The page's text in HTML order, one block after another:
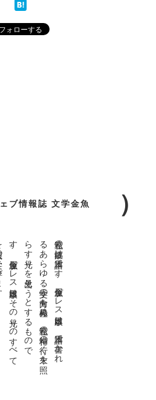
ブ情報誌 文学金魚
私達の故郷
は日本語
で す
。金魚屋
プ
レ
ス日本版
は
、日本語
で書
か
れ
る
あ
ら ゆ
る文学
の方向
を見極
め
、私達
の精神
の行
く末
を照
ら
す光
り を見出
そ
う
と
す
る
も
の
で
す
。
金魚屋
プ レ
ス日本版
は
そ
の光
り
の
す
べ
て
を広義
の文学
と呼 び
ま
す